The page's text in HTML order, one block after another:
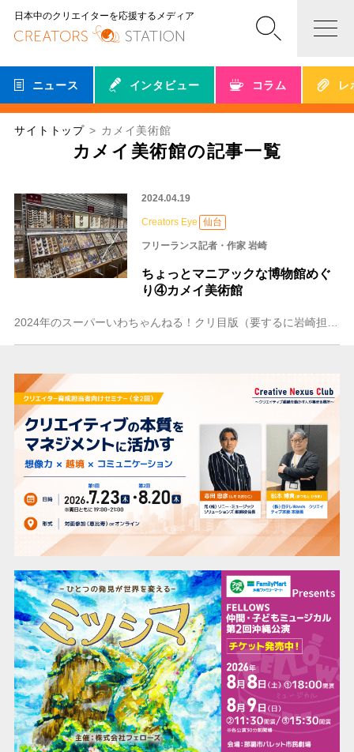
日本中のクリエイターを応援するメディア
ニュース インタビュー コラム レ
サイトトップ カメイ美術館
カメイ美術館の記事一覧
2024.04.19
Creators Eye 仙台
フリーランス記者・作家 岩崎
ちょっとマニアックな博物館めぐ
り④カメイ美術館